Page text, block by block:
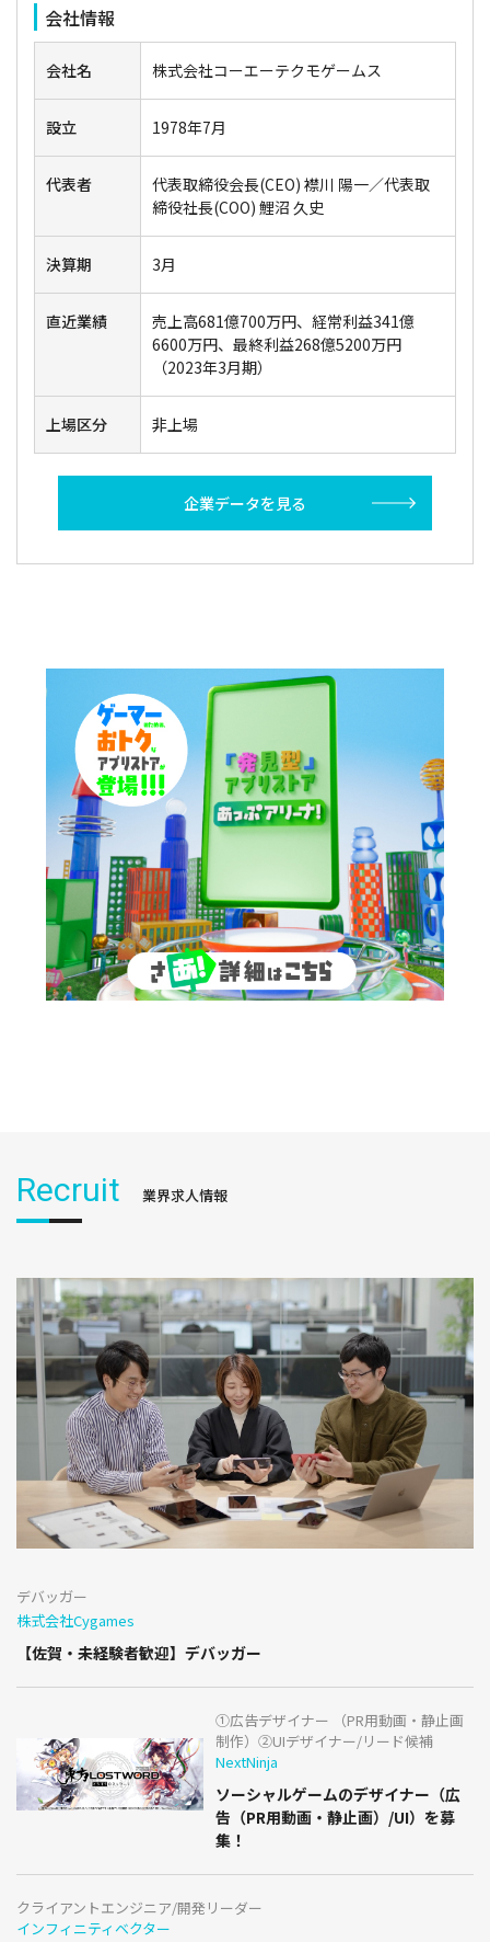
会社情報
会社名 株式会社コーエーテクモゲームス
設立 1978年7月
代表者
代表取締役会長(CEO) 襟川 陽一／代表取
締役社長(COO) 鯉沼 久史
決算期 3月
直近業績
売上高681億700万円、経常利益341億
6600万円、最終利益268億5200万円
（2023年3月期）
上場区分 非上場
企業データを見る
Recruit 業界求人情報
デバッガー
株式会社Cygames
【佐賀・未経験者歓迎】デバッガー
①広告デザイナー （PR用動画・静止画
制作）②UIデザイナー/リード候補
NextNinja
ソーシャルゲームのデザイナー（広
告（PR用動画・静止画）/UI）を募
集！
クライアントエンジニア/開発リーダー
インフィニティベクター